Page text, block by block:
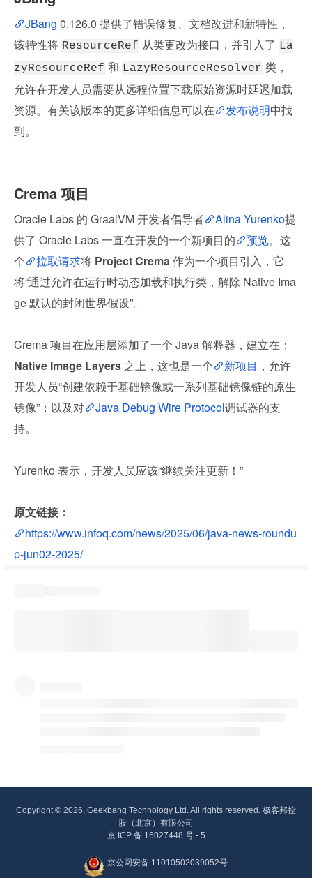
JBang 0.126.0 提供了错误修复、文档改进和新特性，
该特性将 ResourceRef 从类更改为接口，并引入了 La
zyResourceRef 和 LazyResourceResolver 类，
允许在开发人员需要从远程位置下载原始资源时延迟加载
资源。有关该版本的更多详细信息可以在
发布说明中找
到。
Crema 项目
Oracle Labs 的 GraalVM 开发者倡导者 Alina Yurenko提
供了 Oracle Labs 一直在开发的一个新项目的
预览。这
个
拉取请求将 Project Crema 作为一个项目引入，它
将“通过允许在运行时动态加载和执行类，解除 Native Ima
ge 默认的封闭世界假设”。
Crema 项目在应用层添加了一个 Java 解释器，建立在：
Native Image Layers 之上，这也是一个 新项目 ，允许
开发人员“创建依赖于基础镜像或一系列基础镜像链的原生
镜像”；以及对
Java Debug Wire Protocol调试器的支
持。
Yurenko 表示，开发人员应该“继续关注更新！”
原文链接：
https://www.infoq.com/news/2025/06/java-news-roundu
p-jun02-2025/
Copyright © 2026, Geekbang Technology Ltd. All rights reserved. 极客邦控
股（北京）有限公司
京 ICP 备 16027448 号 - 5
京公网安备 11010502039052号